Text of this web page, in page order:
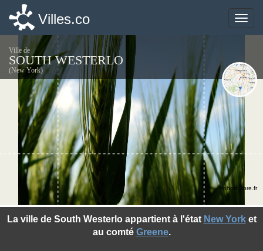
Toggle
Villes.co
Ville de
SOUTH WESTERLO
(New York)
La ville de South Westerlo appartient à l'état New Yorket
au comté Greene.
©photo-libre.fr
Toggle
Villes.co